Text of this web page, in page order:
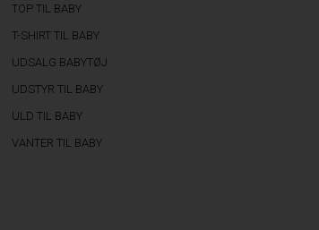
TOP TIL BABY
T-SHIRT TIL BABY
UDSALG BABYTØJ
UDSTYR TIL BABY
ULD TIL BABY
VANTER TIL BABY